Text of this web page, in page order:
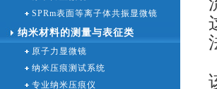
SPRm表面等离子体共振显微镜
纳米材料的测量与表征类
原子力显微镜
纳米压痕测试系统
专业纳米压痕仪